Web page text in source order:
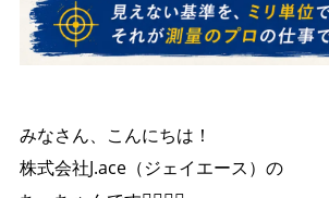
みなさん、こんにちは！
株式会社J.ace（ジェイエース）の